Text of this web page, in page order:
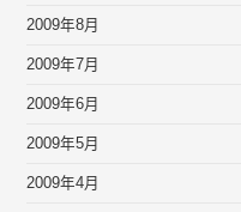
2009年8月
2009年7月
2009年6月
2009年5月
2009年4月